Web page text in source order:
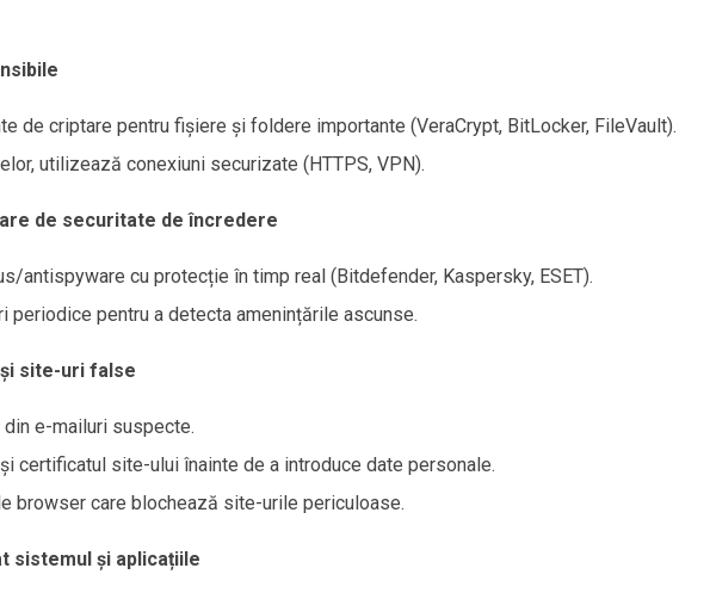
de criptare pentru fișiere și foldere importante (VeraCrypt, BitLocker, FileVault).
utilizează conexiuni securizate (HTTPS, VPN).
de securitate de încredere
antispyware cu protecție în timp real (Bitdefender, Kaspersky, ESET).
periodice pentru a detecta amenințările ascunse.
site-uri false
e-mailuri suspecte.
certificatul site-ului înainte de a introduce date personale.
browser care blochează site-urile periculoase.
sistemul și aplicațiile